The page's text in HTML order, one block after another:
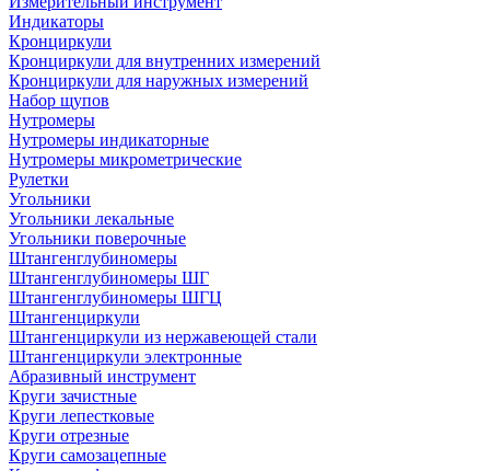
Индикаторы
Кронциркули
Кронциркули для внутренних измерений
Кронциркули для наружных измерений
Набор щупов
Нутромеры
Нутромеры индикаторные
Нутромеры микрометрические
Рулетки
Угольники
Угольники лекальные
Угольники поверочные
Штангенглубиномеры
Штангенглубиномеры ШГ
Штангенглубиномеры ШГЦ
Штангенциркули
Штангенциркули из нержавеющей стали
Штангенциркули электронные
Абразивный инструмент
Круги зачистные
Круги лепестковые
Круги отрезные
Круги самозацепные